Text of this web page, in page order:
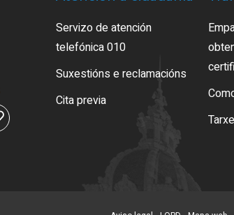
Servizo de atención
telefónica 010
Suxestións e reclamacións
Cita previa